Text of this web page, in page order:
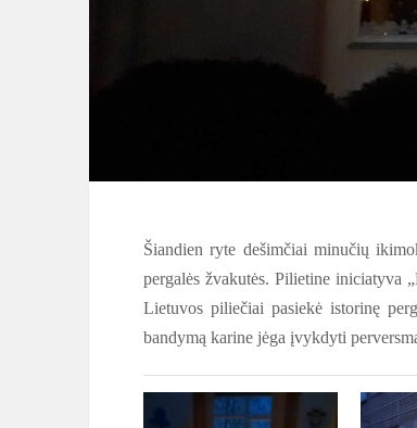
Šiandien ryte dešimčiai minučių
pergalės žvakutės. Pilietine iniciatyva
Lietuvos piliečiai pasiekė istorinę
bandymą karine jėga įvykdyti